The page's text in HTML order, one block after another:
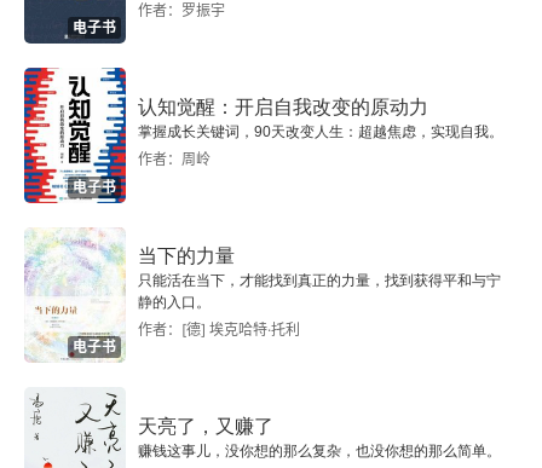
三、 《大公报》与北平知识群体的媒介网络
第七章 地缘、学缘与惯习：抗战时期西南联大的知
识分子共同体
一、 联大的公共空间
二、 联大知识分子的公共交往与自我认同
第八章 重建社会重心：战后知识分子的同人群体
一、 储安平与《观察》群体
二、 《时与文》群体
三、 胡适与《独立时论》群体
电子书
作者：罗振宇
电子书
认知觉醒：开启自我改变的原动力
掌握成长关键词，90天改变人生：超越焦虑，实现自我。
作者：周岭
电子书
当下的力量
只能活在当下，才能找到真正的力量，找到获得平和与宁
静的入口。
作者：[德] 埃克哈特·托利
天亮了，又赚了
赚钱这事儿，没你想的那么复杂，也没你想的那么简单。